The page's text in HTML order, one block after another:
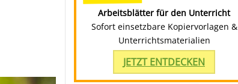
Arbeitsblätter für den Unterricht
Sofort einsetzbare Kopiervorlagen &
Unterrichtsmaterialien
JETZT ENTDECKEN